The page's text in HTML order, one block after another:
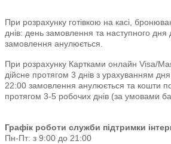
При розрахунку готівкою на касі,
днів: день замовлення та наступного
замовлення анулюється.
При розрахунку Картками онлайн Visa/
дійсне протягом 3 днів з урахуванням
22:00 замовлення анулюється та кошти
протягом 3-5 робочих днів (за умовами
Графік роботи служби підтримки
Пн-Пт: з 9:00 до 21:00